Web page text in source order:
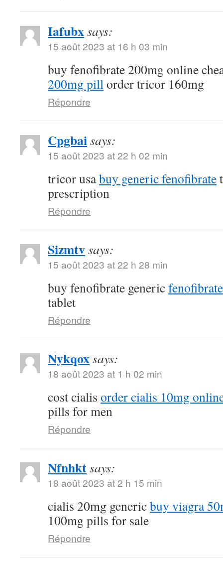
Iafubxsays:
15 août 2023 at 16 h 03 min
buy fenofibrate 200mg online
200mg pill order tricor 160mg
Répondre
Cpgbaisays:
15 août 2023 at 22 h 02 min
tricor usabuy generic fenofibrate
prescription
Répondre
Sizmtvsays:
15 août 2023 at 22 h 28 min
buy fenofibrate generic
tablet
Répondre
Nykqoxsays:
18 août 2023 at 1 h 02 min
cost cialis order cialis 10mg
pills for men
Répondre
Nfnhktsays:
18 août 2023 at 2 h 15 min
cialis 20mg genericbuy viagra
100mg pills for sale
Répondre